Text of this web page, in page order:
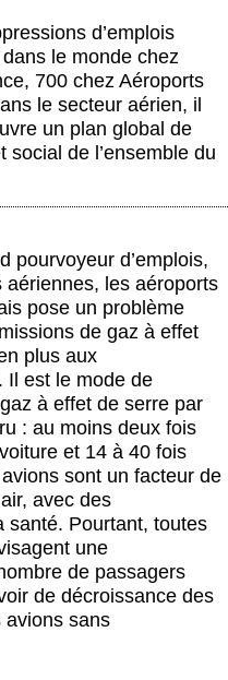
d’emplois
le monde chez
700 chez Aéroports
le secteur aérien, il
un plan global de
social de l’ensemble du
pourvoyeur d’emplois,
les aéroports
pose un problème
de gaz à effet
plus aux
Il est le mode de
à effet de serre par
: au moins deux fois
et 14 à 40 fois
sont un facteur de
avec des
santé. Pourtant, toutes
une
de passagers
de décroissance des
avions sans